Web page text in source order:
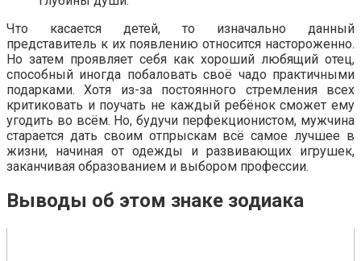
Что касается детей, то изначально данный
представитель к их появлению относится настороженно.
Но затем проявляет себя как хороший любящий отец,
способный иногда побаловать своё чадо практичными
подарками. Хотя из-за постоянного стремления всех
критиковать и поучать не каждый ребёнок сможет ему
угодить во всём. Но, будучи перфекционистом, мужчина
старается дать своим отпрыскам всё самое лучшее в
жизни, начиная от одежды и развивающих игрушек,
заканчивая образованием и выбором профессии.
Выводы об этом знаке зодиака